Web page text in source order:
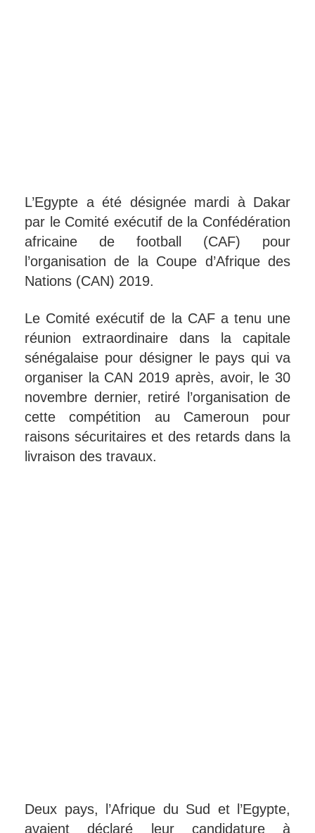
L’Egypte a été désignée mardi à Dakar
par le Comité exécutif de la Confédération
africaine de football (CAF) pour
l’organisation de la Coupe d’Afrique des
Nations (CAN) 2019.
Le Comité exécutif de la CAF a tenu une
réunion extraordinaire dans la capitale
sénégalaise pour désigner le pays qui va
organiser la CAN 2019 après, avoir, le 30
novembre dernier, retiré l’organisation de
cette compétition au Cameroun pour
raisons sécuritaires et des retards dans la
livraison des travaux.
Deux pays, l’Afrique du Sud et l’Egypte,
avaient déclaré leur candidature à